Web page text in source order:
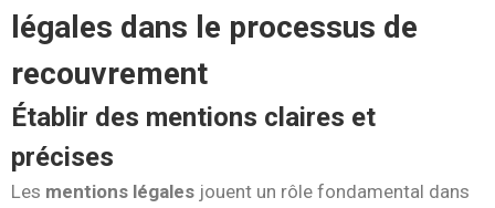
légales dans le processus de
recouvrement
Établir des mentions claires et
précises
Les mentions légales jouent un rôle fondamental dans